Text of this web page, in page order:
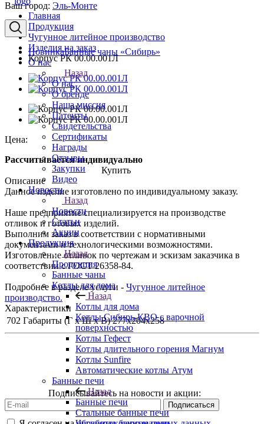
НовинкаБанные чаны «Сибирь»
О нас
Назад
О нас
О бренде
Наша миссия
Патенты
Свидетельства
Сертификаты
Награды
Отзывы
Закупки
Видео
Новости
Назад
Новости
Статьи
Акции
Продукция
Назад
Продукция
Банные чаны
Котлы для дома
Назад
Котлы для дома
Котлы Сибирь-КВО с варочной
поверхностью
Котлы Гефест
Котлы длительного горения Магнум
Котлы Sunfire
Автоматические котлы Атум
Банные печи
Назад
Банные печи
Стальные банные печи
Ваш город: Эль-Монте
Главная
Продукция
Чугунное литейное производство
Изделия на заказ
Корпус РК 00.00.001Л
Цена:
Рассчитывается индивидуально
Купить
Описание
Данное изделие изготовлено по индивидуальному заказу.
Наше предприятие специализируется на производстве
отливок и готовых изделий.
Выполним заказ в соответствии с нормативными
документами и технологическими возможностями.
Изготовление отливок по чертежам и эскизам заказчика в
соответствии с ГОСТ 26358-84.
Подробнее в разделе услуги - Чугунное литейное
производство.
Характеристики
702 Габариты (Г х Ш х В) 277х204х258
Подписывайтесь на новости и акции: